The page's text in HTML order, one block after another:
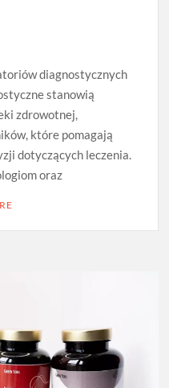
diagnostycznych
stanowią
zdrowotnej,
które pomagają
dotyczących leczenia.
oraz